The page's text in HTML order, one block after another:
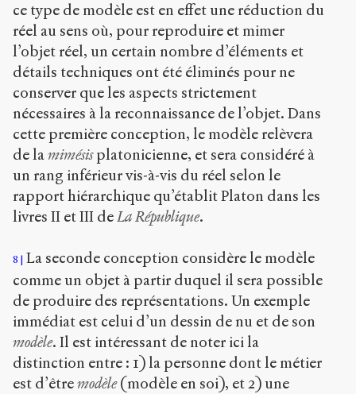
ce type de modèle est en effet une réduction du
réel au sens où, pour reproduire et mimer
l’objet réel, un certain nombre d’éléments et
détails techniques ont été éliminés pour ne
conserver que les aspects strictement
nécessaires à la reconnaissance de l’objet. Dans
cette première conception, le modèle relèvera
de lamimésisplatonicienne, et sera considéré à
un rang inférieur vis-à-vis du réel selon le
rapport hiérarchique qu’établit Platon dans les
livres II et III deLa République.
8
La seconde conception considère le modèle
comme un objet à partir duquel il sera possible
de produire des représentations. Un exemple
immédiat est celui d’un dessin de nu et de son
modèle. Il est intéressant de noter ici la
distinction entre : 1) la personne dont le métier
est d’êtremodèle(modèle en soi), et 2) une